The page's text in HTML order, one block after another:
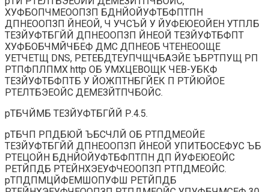
ХУФБОПЧМЕООПЗП БДНЙОЙУФТБФПТПН
ДПНЕООПЗП ЙНЕОЙ, Ч УЧСЪЙ У ЙУФЕЮЕОЙЕН УТПЛБ
ТЕЗЙУФТБГЙЙ ДПНЕООПЗП ЙНЕОЙ ТЕЗЙУФТБФПТ
ХУФБОБЧМЙЧБЕФ ДМС ДПНЕОБ ЧТЕНЕООЩЕ
УЕТЧЕТЩ DNS, РЕТЕБДТЕУПЧЩЧБАЭЙЕ ЪБРТПУЩ РП
РТПФПЛПМХ http ОБ УМХЦЕВОЩК ЧЕВ-УБКФ
ТЕЗЙУФТБФПТБ У ЙОЖПТНБГЙЕК П РТЙЮЙОЕ
РТЕЛТБЭЕОЙС ДЕМЕЗЙТПЧБОЙС.
рТБЧЙМБ ТЕЗЙУФТБГЙЙ Р.4.5.
рТБЧП РПДБЮЙ ЪБСЧЛЙ ОБ РТПДМЕОЙЕ
ТЕЗЙУФТБГЙЙ ДПНЕООПЗП ЙНЕОЙ УПИТБОСЕФУС ЪБ
РТЕЦОЙН БДНЙОЙУФТБФПТПН ДП ЙУФЕЮЕОЙС
РЕТЙПДБ РТЕЙНХЭЕУФЧЕООПЗП РТПДМЕОЙС.
рТПДПМЦЙФЕМШОПУФШ РЕТЙПДБ